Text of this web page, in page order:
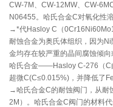
CW-7M、CW-12MW、CW-
N06455。哈氏合金C对氧化性
→*代Hasloy C（
耐蚀合金为奥氏体组织，因为
金均存在较严重的晶间腐蚀倾
哈氏合金——Hasloy C-276（C
超微C(C≤0.015%)，并降低了
→哈氏合金C的耐蚀阀门，从耐
2M）。哈氏合金C阀门的材料